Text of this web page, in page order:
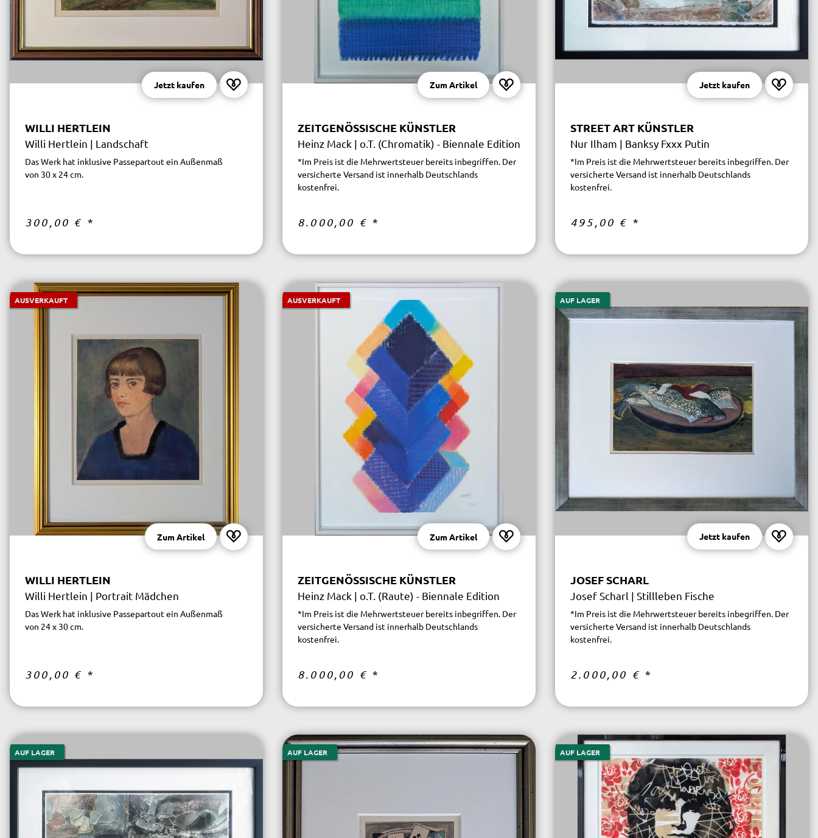
Jetzt kaufen
WILLI HERTLEIN
Willi Hertlein | Landschaft
Das Werk hat inklusive Passepartout ein Außenmaß
von 30 x 24 cm.
300,00 € *
Zum Artikel
ZEITGENÖSSISCHE KÜNSTLER
Heinz Mack | o.T. (Chromatik) - Biennale Edition
*Im Preis ist die Mehrwertsteuer bereits inbegriffen. Der
versicherte Versand ist innerhalb Deutschlands
kostenfrei.
8.000,00 € *
Jetzt kaufen
STREET ART KÜNSTLER
Nur Ilham | Banksy Fxxx Putin
*Im Preis ist die Mehrwertsteuer bereits inbegriffen. Der
versicherte Versand ist innerhalb Deutschlands
kostenfrei.
495,00 € *
AUSVERKAUFT
Zum Artikel
WILLI HERTLEIN
Willi Hertlein | Portrait Mädchen
Das Werk hat inklusive Passepartout ein Außenmaß
von 24 x 30 cm.
300,00 € *
AUSVERKAUFT
Zum Artikel
ZEITGENÖSSISCHE KÜNSTLER
Heinz Mack | o.T. (Raute) - Biennale Edition
*Im Preis ist die Mehrwertsteuer bereits inbegriffen. Der
versicherte Versand ist innerhalb Deutschlands
kostenfrei.
8.000,00 € *
AUF LAGER
Jetzt kaufen
JOSEF SCHARL
Josef Scharl | Stillleben Fische
*Im Preis ist die Mehrwertsteuer bereits inbegriffen. Der
versicherte Versand ist innerhalb Deutschlands
kostenfrei.
2.000,00 € *
AUF LAGER AUF LAGER AUF LAGER